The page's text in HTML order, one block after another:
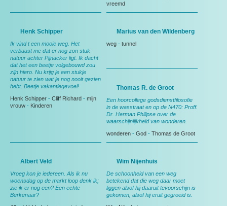
vreemd
Henk Schipper
Ik vind t een mooie weg. Het
verbaast me dat er nog zon stuk
natuur achter Pijnacker ligt. Ik dacht
dat het een beetje volgebouwd zou
zijn hiero. Nu krijg je een stukje
natuur te zien wat je nog nooit gezien
hebt. Beetje vakantiegevoel!
Henk Schipper - Cliff Richard - mijn
vrouw - Kinderen
Marius van den Wildenberg
weg - tunnel
Thomas R. de Groot
Een hoorcollege godsdienstfilosofie
in de wasstraat en op de N470: Proff.
Dr. Herman Philipse over de
waarschijnlijkheid van wonderen.
wonderen - God - Thomas de Groot
Albert Veld
Vroeg kon je iedereen. Als ik nu
woensdag op de markt loop denk ik;
zie ik er nog een? Een echte
Berkenaar?
Wim Nijenhuis
De schoonheid van een weg
betekend dat die weg daar moet
liggen alsof hij daaruit tevoorschijn is
gekomen, alsof hij eruit gegroeid is.